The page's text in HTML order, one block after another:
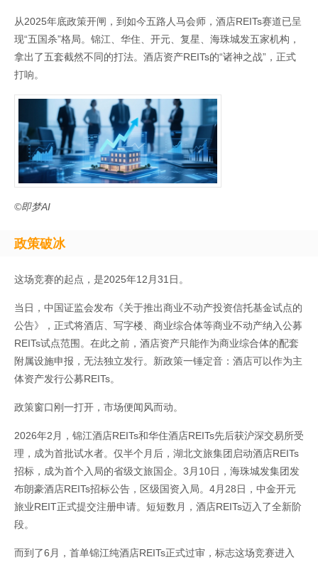
从2025年底政策开闸，到如今五路人马会师，酒店REITs赛道已呈
现“五国杀”格局。锦江、华住、开元、复星、海珠城发五家机构，
拿出了五套截然不同的打法。酒店资产REITs的“诸神之战”，正式
打响。
©即梦AI
政策破冰
这场竞赛的起点，是2025年12月31日。
当日，中国证监会发布《关于推出商业不动产投资信托基金试点的
公告》，正式将酒店、写字楼、商业综合体等商业不动产纳入公募
REITs试点范围。在此之前，酒店资产只能作为商业综合体的配套
附属设施申报，无法独立发行。新政策一锤定音：酒店可以作为主
体资产发行公募REITs。
政策窗口刚一打开，市场便闻风而动。
2026年2月，锦江酒店REITs和华住酒店REITs先后获沪深交易所受
理，成为首批试水者。仅半个月后，湖北文旅集团启动酒店REITs
招标，成为首个入局的省级文旅国企。3月10日，海珠城发集团发
布朗豪酒店REITs招标公告，区级国资入局。4月28日，中金开元
旅业REIT正式提交注册申请。短短数月，酒店REITs迈入了全新阶
段。
而到了6月，首单锦江纯酒店REITs正式过审，标志这场竞赛进入